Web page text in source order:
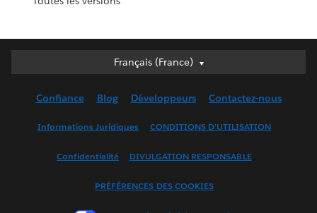
Français (France)
Français (France)
English (UK)
Français (Canada)
Confiance Blog Développeurs Contactez-nous
Informations Juridiques CONDITIONS D'UTILISATION
Confidentialité DIVULGATION RESPONSABLE
PRÉFÉRENCES DES COOKIES